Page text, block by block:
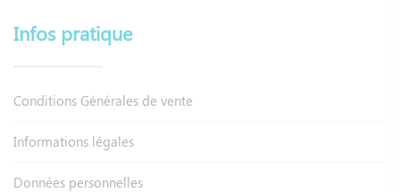
Infos pratique
Conditions Générales de vente
Informations légales
Données personnelles